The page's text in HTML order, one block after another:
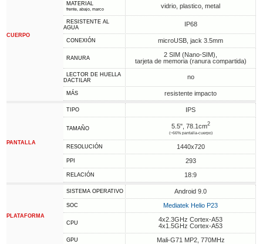
CUERPO
MATERIAL
frente, abajo, marco vidrio, plastico, metal
RESISTENTE AL
AGUA
IP68
CONEXIÓN microUSB, jack 3.5mm
RANURA
2 SIM (Nano-SIM),
tarjeta de memoria (ranura compartida)
LECTOR DE HUELLA
DACTILAR
no
MÁS resistente impacto
PANTALLA
TIPO IPS
TAMAÑO 5.5", 78.1cm2
(~66% pantalla-cuerpo)
RESOLUCIÓN 1440x720
PPI 293
RELACIÓN 18:9
PLATAFORMA
SISTEMA OPERATIVO Android 9.0
SOC Mediatek Helio P23
CPU
4x2.3GHz Cortex-A53
4x1.5GHz Cortex-A53
GPU Mali-G71 MP2, 770MHz